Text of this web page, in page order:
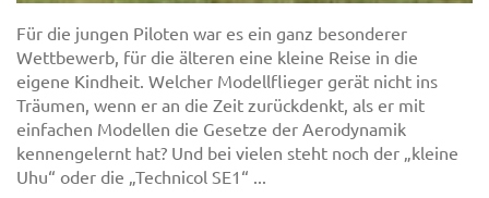
Für die jungen Piloten war es ein ganz besonderer
Wettbewerb, für die älteren eine kleine Reise in die
eigene Kindheit. Welcher Modellflieger gerät nicht ins
Träumen, wenn er an die Zeit zurückdenkt, als er mit
einfachen Modellen die Gesetze der Aerodynamik
kennengelernt hat? Und bei vielen steht noch der „kleine
Uhu“ oder die „Technicol SE1“ ...